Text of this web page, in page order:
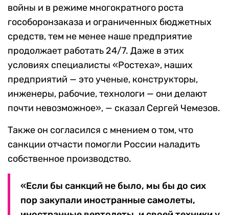
войны и в режиме многократного роста
гособоронзаказа и ограниченных бюджетных
средств, тем не менее наше предприятие
продолжает работать 24/7. Даже в этих
условиях специалисты «Ростеха», наших
предприятий — это ученые, конструкторы,
инженеры, рабочие, технологи — они делают
почти невозможное», — сказал Сергей Чемезов.
Также он согласился с мнением о том, что
санкции отчасти помогли России наладить
собственное производство.
«Если бы санкций не было, мы бы до сих
пор закупали иностранные самолеты,